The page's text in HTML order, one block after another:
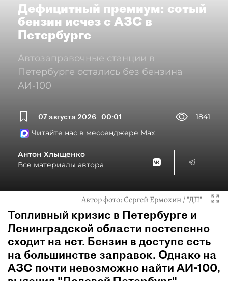
Дефицитный премиум: сотый
бензин исчез с АЗС в
Петербурге
Автозаправочные станции в
Петербурге остались без бензина
АИ-100
07 августа 2026 00:01
1841
Читайте нас в мессенджере Max
Антон Хлыщенко
Все материалы автора
Автор фото:Сергей Ермохин / "ДП"
Топливный кризис в Петербурге и
Ленинградской области постепенно
сходит на нет. Бензин в доступе есть
на большинстве заправок. Однако на
АЗС почти невозможно найти АИ-100,